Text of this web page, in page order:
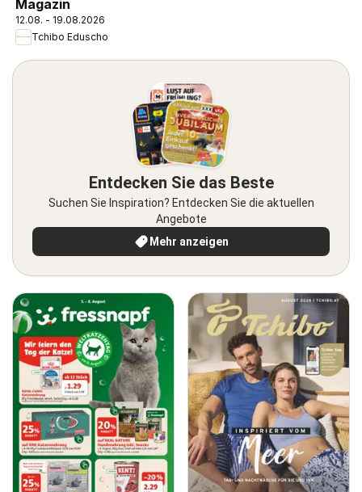
Magazin
12.08. - 19.08.2026
Tchibo Eduscho
Entdecken Sie das Beste
Suchen Sie Inspiration? Entdecken Sie die aktuellen
Angebote
Mehr anzeigen